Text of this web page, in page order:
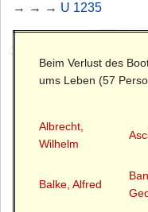
→ → → U 1235
Beim Verlust des
ums Leben (57
Albrecht,
Wilhelm
Balke, Alfred